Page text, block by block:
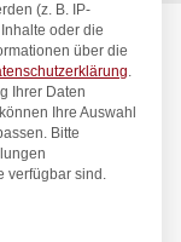
(z. B. IP-
oder die
über die
.
Ihrer Daten
Ihre Auswahl
Bitte
verfügbar sind.
die eine